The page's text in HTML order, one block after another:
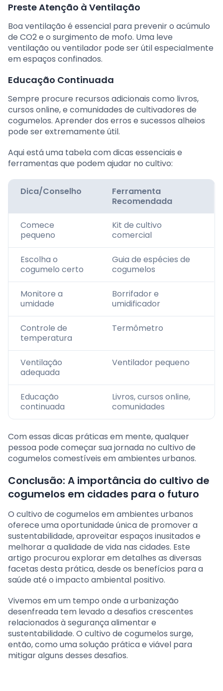
Preste Atenção à Ventilação
Boa ventilação é essencial para prevenir o acúmulo
de CO2 e o surgimento de mofo. Uma leve
ventilação ou ventilador pode ser útil especialmente
em espaços confinados.
Educação Continuada
Sempre procure recursos adicionais como livros,
cursos online, e comunidades de cultivadores de
cogumelos. Aprender dos erros e sucessos alheios
pode ser extremamente útil.
Aqui está uma tabela com dicas essenciais e
ferramentas que podem ajudar no cultivo:
Dica/Conselho
Ferramenta
Recomendada
Comece
pequeno
Kit de cultivo
comercial
Escolha o
cogumelo certo
Guia de espécies de
cogumelos
Monitore a
umidade
Borrifador e
umidificador
Controle de
temperatura
Termômetro
Ventilação
adequada
Ventilador pequeno
Educação
continuada
Livros, cursos online,
comunidades
Com essas dicas práticas em mente, qualquer
pessoa pode começar sua jornada no cultivo de
cogumelos comestíveis em ambientes urbanos.
Conclusão: A importância do cultivo de
cogumelos em cidades para o futuro
O cultivo de cogumelos em ambientes urbanos
oferece uma oportunidade única de promover a
sustentabilidade, aproveitar espaços inusitados e
melhorar a qualidade de vida nas cidades. Este
artigo procurou explorar em detalhes as diversas
facetas desta prática, desde os benefícios para a
saúde até o impacto ambiental positivo.
Vivemos em um tempo onde a urbanização
desenfreada tem levado a desafios crescentes
relacionados à segurança alimentar e
sustentabilidade. O cultivo de cogumelos surge,
então, como uma solução prática e viável para
mitigar alguns desses desafios.